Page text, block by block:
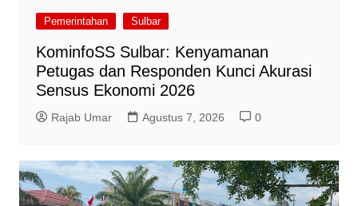
Pemerintahan Sulbar
KominfoSS Sulbar: Kenyamanan
Petugas dan Responden Kunci Akurasi
Sensus Ekonomi 2026
Rajab Umar Agustus 7, 2026 0